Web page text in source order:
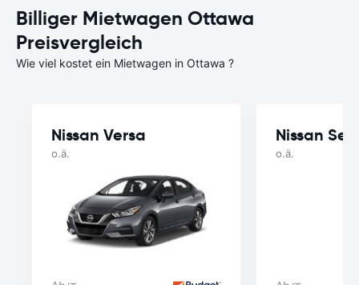
Billiger Mietwagen Ottawa
Preisvergleich
Wie viel kostet ein Mietwagen in Ottawa ?
Nissan Versa
o.ä.
Nissan
o.ä.